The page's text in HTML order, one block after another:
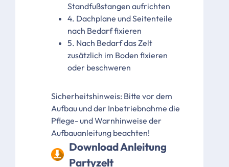
Standfußstangen aufrichten
4. Dachplane und Seitenteile
nach Bedarf fixieren
5. Nach Bedarf das Zelt
zusätzlich im Boden fixieren
oder beschweren
Sicherheitshinweis: Bitte vor dem
Aufbau und der Inbetriebnahme die
Pflege- und Warnhinweise der
Aufbauanleitung beachten!
Download Anleitung
Partyzelt